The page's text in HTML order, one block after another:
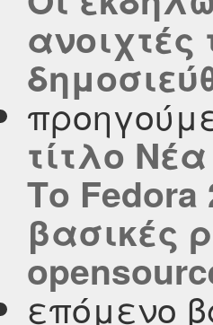
ανοιχτές
τίτλο
Το
βασικές
επόμενο